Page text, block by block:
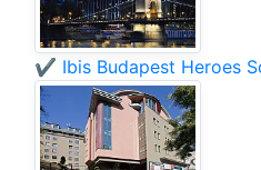
✔️ Ibis Budapest Heroes